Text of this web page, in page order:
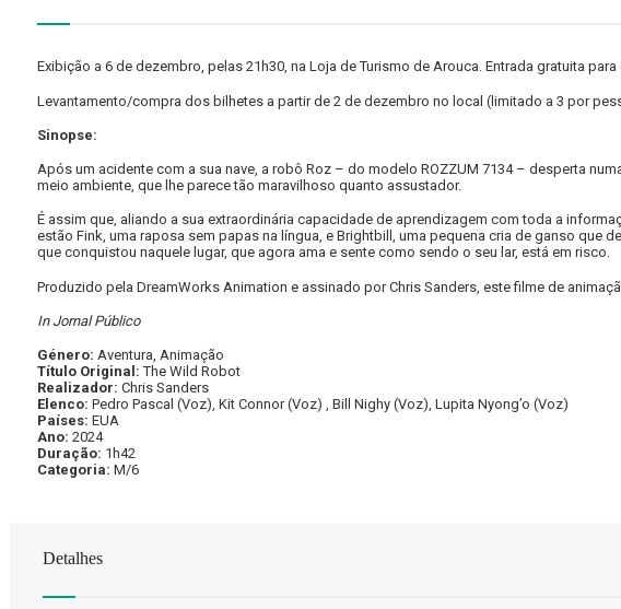
Exibição a 6 de dezembro, pelas 21h30, na Loja de Turismo de Arouca. Entrada gratuita
Levantamento/compra dos bilhetes a partir de 2 de dezembro no local (limitado a 3 por
Sinopse:
Após um acidente com a sua nave, a robô Roz – do modelo ROZZUM 7134 – desperta
meio ambiente, que lhe parece tão maravilhoso quanto assustador.
É assim que, aliando a sua extraordinária capacidade de aprendizagem com toda a
estão Fink, uma raposa sem papas na língua, e Brightbill, uma pequena cria de ganso que
que conquistou naquele lugar, que agora ama e sente como sendo o seu lar, está em risco.
Produzido pela DreamWorks Animation e assinado por Chris Sanders, este filme de
In JornalPúblico
Género: Aventura, Animação
Título Original:The Wild Robot
Realizador: Chris Sanders
Elenco: Pedro Pascal (Voz), Kit Connor (Voz) , Bill Nighy (Voz), Lupita Nyong’o (Voz)
Países: EUA
Ano: 2024
Duração: 1h42
Categoria: M/6
Detalhes